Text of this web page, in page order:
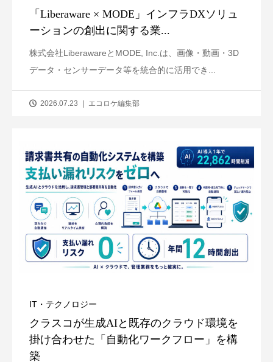
「Liberaware × MODE」インフラDXソリュ
ーションの創出に関する業...
株式会社LiberawareとMODE, Inc.は、画像・動画・3D
データ・センサーデータ等を統合的に活用でき...
2026.07.23 エコロケ編集部
IT・テクノロジー
クラスコが生成AIと既存のクラウド環境を
掛け合わせた「自動化ワークフロー」を構
築